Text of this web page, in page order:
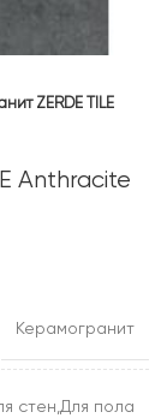
ZERDE TILE
Anthracite
Керамогранит
стен,Для пола